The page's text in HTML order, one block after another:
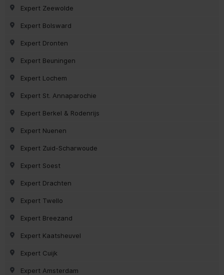
Expert Zeewolde
Expert Bolsward
Expert Dronten
Expert Beuningen
Expert Lochem
Expert St. Annaparochie
Expert Berkel & Rodenrijs
Expert Nuenen
Expert Zuid-Scharwoude
Expert Soest
Expert Drachten
Expert Twello
Expert Breezand
Expert Kaatsheuvel
Expert Cuijk
Expert Amsterdam